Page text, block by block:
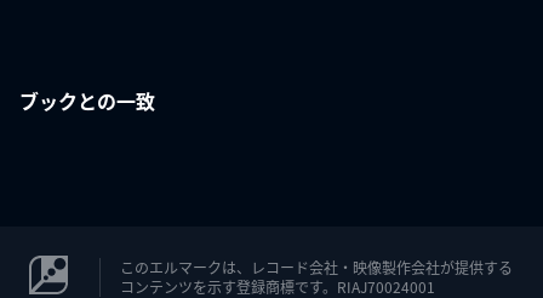
ブックとの一致
このエルマークは、レコード会社・映像製作会社が提供する
コンテンツを示す登録商標です。RIAJ70024001